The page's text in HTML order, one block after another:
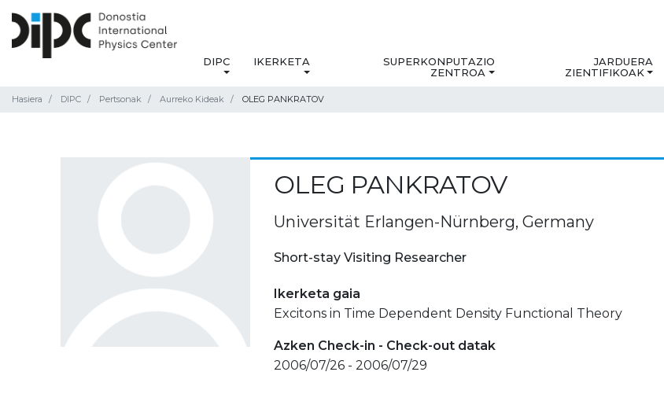
DIPC IKERKETA
SUPERKONPUTAZIO
ZENTROA
JARDUERA
ZIENTIFIKOAK
Hasiera DIPC Pertsonak Aurreko Kideak OLEG PANKRATOV
OLEG PANKRATOV
Universität Erlangen-Nürnberg, Germany
Short-stay Visiting Researcher
Ikerketa gaia
Excitons in Time Dependent Density Functional Theory
Azken Check-in - Check-out datak
2006/07/26 - 2006/07/29